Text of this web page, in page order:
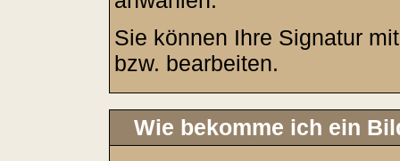
Sie können Ihre Signatur
bzw. bearbeiten.
Wie bekomme ich ein